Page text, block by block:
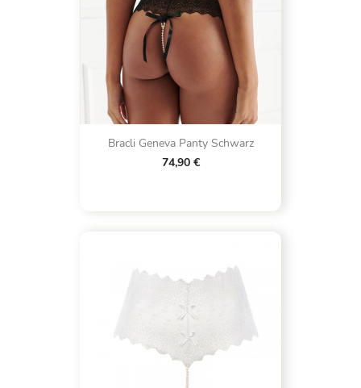
Bracli Geneva Panty Schwarz
74,90 €